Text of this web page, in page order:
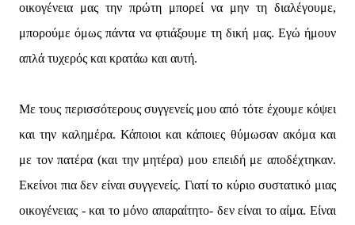
οικογένεια μας την πρώτη μπορεί να μην τη διαλέγουμε,
μπορούμε όμως πάντα να φτιάξουμε τη δική μας. Εγώ ήμουν
απλά τυχερός και κρατάω και αυτή.
Με τους περισσότερους συγγενείς μου από τότε έχουμε κόψει
και την καλημέρα. Κάποιοι και κάποιες θύμωσαν ακόμα και
με τον πατέρα (και την μητέρα) μου επειδή με αποδέχτηκαν.
Εκείνοι πια δεν είναι συγγενείς. Γιατί το κύριο συστατικό μιας
οικογένειας - και το μόνο απαραίτητο- δεν είναι το αίμα. Είναι